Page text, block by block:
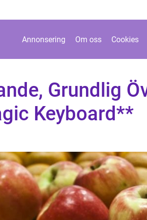
Annonsering Om oss Cookies
Grundlig
Keyboard**